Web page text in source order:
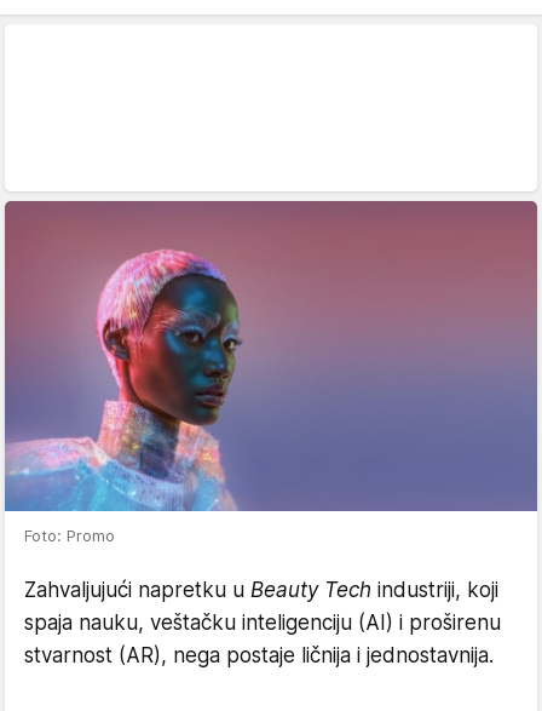
Foto: Promo
Zahvaljujući napretku u Beauty Tech industriji, koji
spaja nauku, veštačku inteligenciju (AI) i proširenu
stvarnost (AR), nega postaje ličnija i jednostavnija.